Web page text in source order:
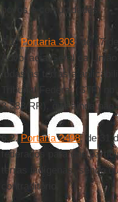
povos e comunidades:
6.1. Portaria 303, de 17
Advocacia Geral da União (
todas as terras a
Tribunal Federal (STF)
3.388/RR), que ainda
6.2. Portaria 2498, de 31
federados para que
terras indígenas, sendo
contraditório.